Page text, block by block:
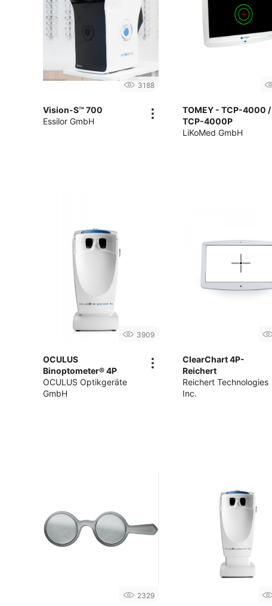
3188
Vision-S™ 700
Essilor GmbH
TOMEY - TCP-4000 /
TCP-4000P
LiKoMed GmbH
3909
OCULUS
Binoptometer® 4P
OCULUS Optikgeräte
GmbH
ClearChart 4P-
Reichert
Reichert Technologies
Inc.
2329